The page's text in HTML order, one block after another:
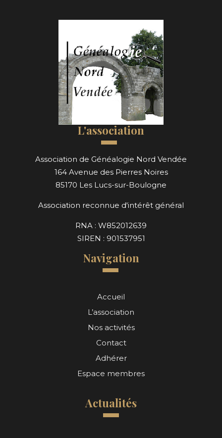
L'association
Association de Généalogie Nord Vendée
164 Avenue des Pierres Noires
85170 Les Lucs-sur-Boulogne
Association reconnue d'intérêt général
RNA : W852012639
SIREN : 901537951
Navigation
Accueil
L’association
Nos activités
Contact
Adhérer
Espace membres
Actualités